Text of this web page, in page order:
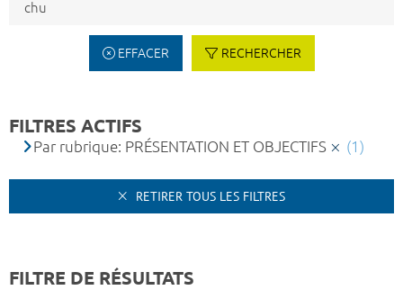
EFFACER RECHERCHER
FILTRES ACTIFS
Par rubrique: PRÉSENTATION ET OBJECTIFS (1)
RETIRER TOUS LES FILTRES
FILTRE DE RÉSULTATS